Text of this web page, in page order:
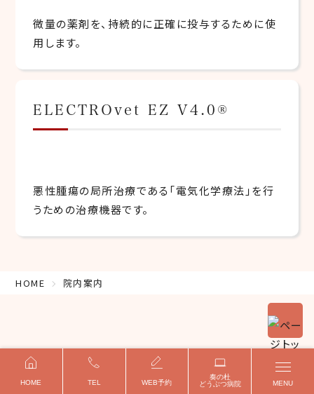
微量の薬剤を、持続的に正確に投与するために使
用します。
ELECTROvet EZ V4.0®
悪性腫瘍の局所治療である「電気化学療法」を行
うための治療機器です。
HOME 院内案内
千葉県習志野市袖ヶ浦4-17-6
TEL.047-408-1133
HOME TEL WEB予約
奏の杜
どうぶつ病院
MENU